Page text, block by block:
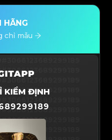
HÃNG
chỉ mẫu
#3066123689299189
#3066123689299189
#3066123689299189
#3066123689299189
#3066123689299189
KIỂM ĐỊNH